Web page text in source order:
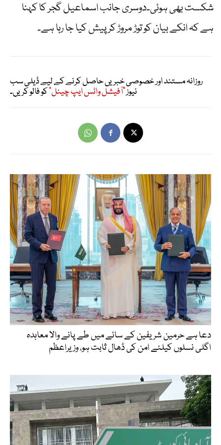
شکست بھی ہوئی۔دوسری جانب اسماعیل گجر کا کہنا
ہے کہ انکے بیان کو توڑ مروڑ کر پیش کیا جا رہا ہے۔
روزانہ مستند اور خصوصی خبریں حاصل کرنے کے لیے ڈیلی سب
نیوز"آفیشل واٹس ایپ چینل"کو فالو کریں۔
دعا ہے حرمین شریفین کے سائے میں طے پانے والا معاہدہ
اگلی نسلوں کیلئے امن کی ڈھال ثابت ہو، وزیراعظم